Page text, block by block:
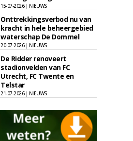
15-07-2026 | NIEUWS
Onttrekkingsverbod nu van
kracht in hele beheergebied
waterschap De Dommel
20-07-2026 | NIEUWS
De Ridder renoveert
stadionvelden van FC
Utrecht, FC Twente en
Telstar
21-07-2026 | NIEUWS